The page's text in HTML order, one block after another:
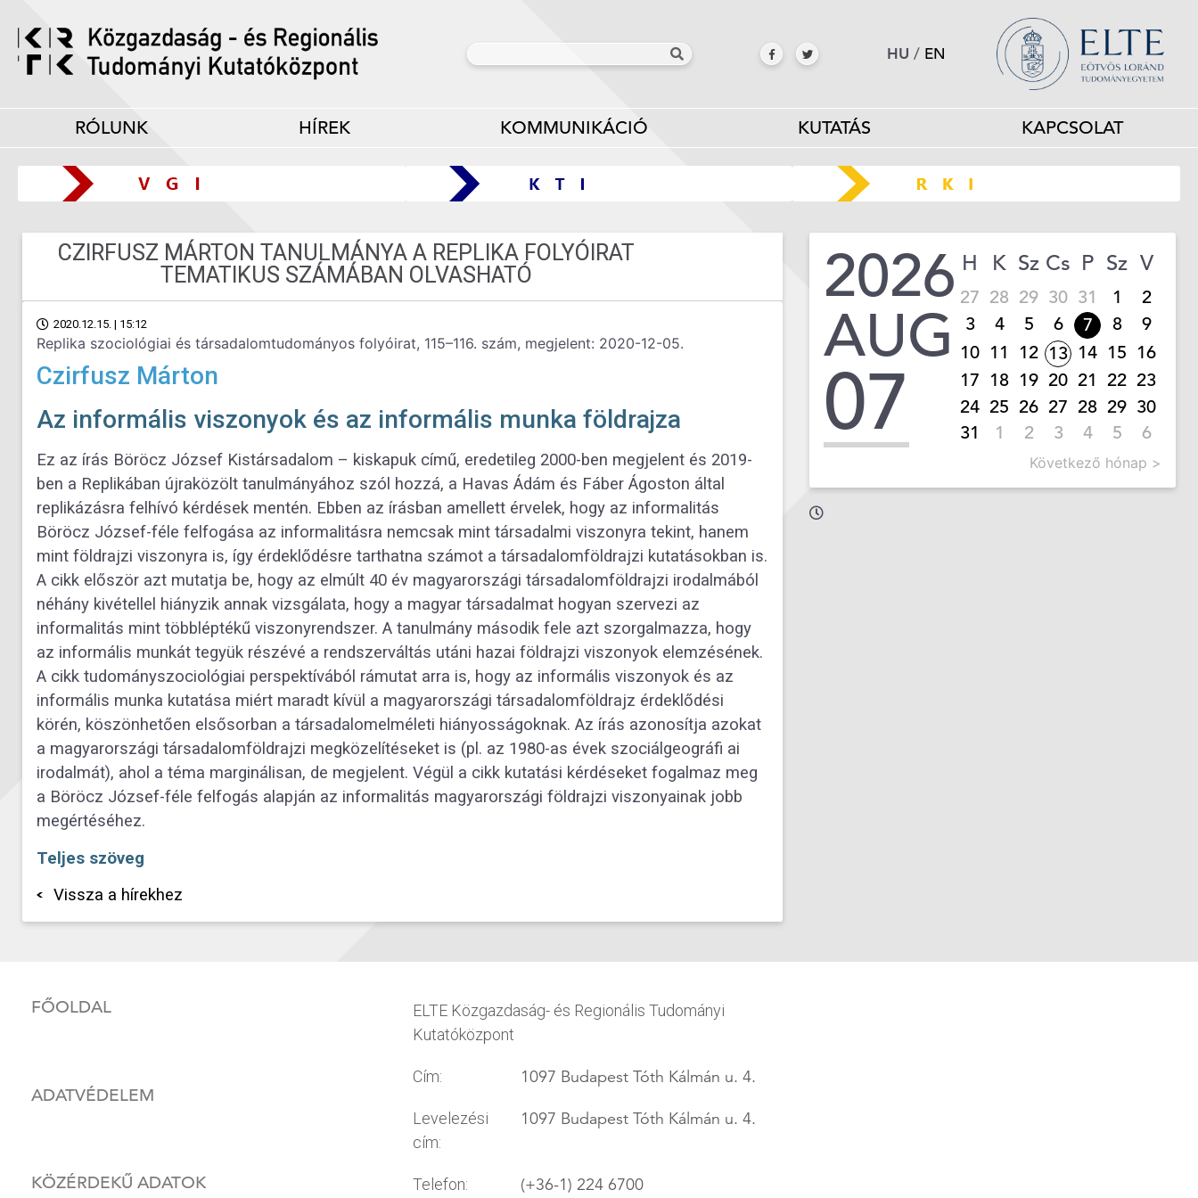
HU / EN
RÓLUNK HÍREK KOMMUNIKÁCIÓ KUTATÁS KAPCSOLAT
CZIRFUSZ MÁRTON TANULMÁNYA A REPLIKA FOLYÓIRAT
TEMATIKUS SZÁMÁBAN OLVASHATÓ
2020.12.15. | 15:12
Replika szociológiai és társadalomtudományos folyóirat, 115–116. szám, megjelent: 2020-12-05.
Czirfusz Márton
Az informális viszonyok és az informális munka földrajza
Ez az írás Böröcz József Kistársadalom – kiskapuk című, eredetileg 2000-ben megjelent és 2019-
ben a Replikában újraközölt tanulmányához szól hozzá, a Havas Ádám és Fáber Ágoston által
replikázásra felhívó kérdések mentén. Ebben az írásban amellett érvelek, hogy az informalitás
Böröcz József-féle felfogása az informalitásra nemcsak mint társadalmi viszonyra tekint, hanem
mint földrajzi viszonyra is, így érdeklődésre tarthatna számot a társadalomföldrajzi kutatásokban is.
A cikk először azt mutatja be, hogy az elmúlt 40 év magyarországi társadalomföldrajzi irodalmából
néhány kivétellel hiányzik annak vizsgálata, hogy a magyar társadalmat hogyan szervezi az
informalitás mint többléptékű viszonyrendszer. A tanulmány második fele azt szorgalmazza, hogy
az informális munkát tegyük részévé a rendszerváltás utáni hazai földrajzi viszonyok elemzésének.
A cikk tudományszociológiai perspektívából rámutat arra is, hogy az informális viszonyok és az
informális munka kutatása miért maradt kívül a magyarországi társadalomföldrajz érdeklődési
körén, köszönhetően elsősorban a társadalomelméleti hiányosságoknak. Az írás azonosítja azokat
a magyarországi társadalomföldrajzi megközelítéseket is (pl. az 1980-as évek szociálgeográfi ai
irodalmát), ahol a téma marginálisan, de megjelent. Végül a cikk kutatási kérdéseket fogalmaz meg
a Böröcz József-féle felfogás alapján az informalitás magyarországi földrajzi viszonyainak jobb
megértéséhez.
Teljes szöveg
Vissza a hírekhez
2026
AUG
07
H K Sz Cs P Sz V
27 28 29 30 31 1
2
3
4 5 6 7 8
9
10 11 12 13 14 15 16
17 18 19 20 21 22 23
24 25 26 27 28 29 30
31
1 2 3 4 5 6
Következő hónap >
FŐOLDAL
ADATVÉDELEM
KÖZÉRDEKŰ ADATOK
ELTE Közgazdaság- és Regionális Tudományi
Kutatóközpont
Cím: 1097 Budapest Tóth Kálmán u. 4.
Levelezési
cím:
1097 Budapest Tóth Kálmán u. 4.
Telefon: (+36-1) 224 6700